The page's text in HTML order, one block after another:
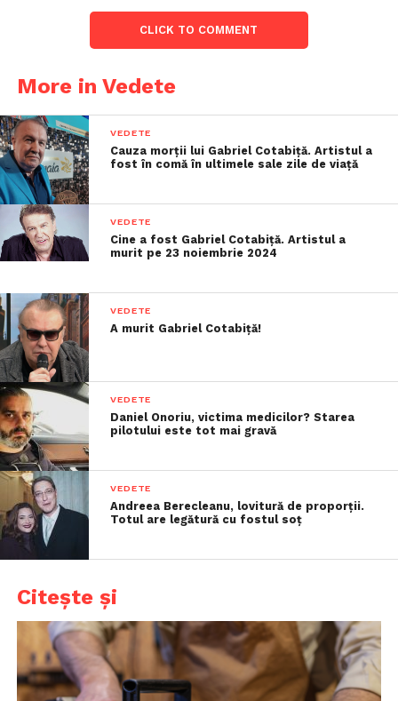
CLICK TO COMMENT
More in Vedete
VEDETE
Cauza morții lui Gabriel Cotabiță. Artistul a
fost în comă în ultimele sale zile de viață
VEDETE
Cine a fost Gabriel Cotabiță. Artistul a
murit pe 23 noiembrie 2024
VEDETE
A murit Gabriel Cotabiță!
VEDETE
Daniel Onoriu, victima medicilor? Starea
pilotului este tot mai gravă
VEDETE
Andreea Berecleanu, lovitură de proporții.
Totul are legătură cu fostul soț
Citește și